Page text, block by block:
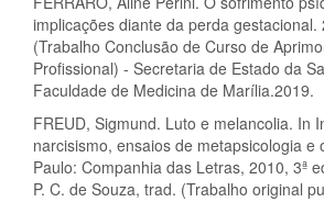
implicações diante da perda gestacional.
(Trabalho Conclusão de Curso de
Profissional) - Secretaria de Estado da
Faculdade de Medicina de Marília.2019.
FREUD, Sigmund. Luto e melancolia. In
narcisismo, ensaios de metapsicologia e
Paulo: Companhia das Letras, 2010, 3ª
P. C. de Souza, trad. (Trabalho original